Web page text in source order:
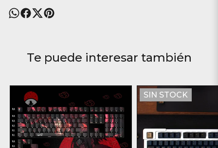
Te puede interesar también
SIN STOCK